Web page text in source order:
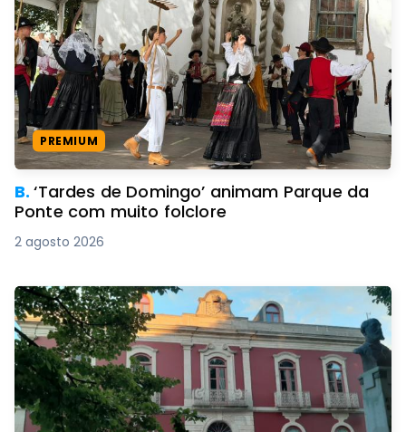
PREMIUM
B.‘Tardes de Domingo’ animam Parque da
Ponte com muito folclore
2 agosto 2026